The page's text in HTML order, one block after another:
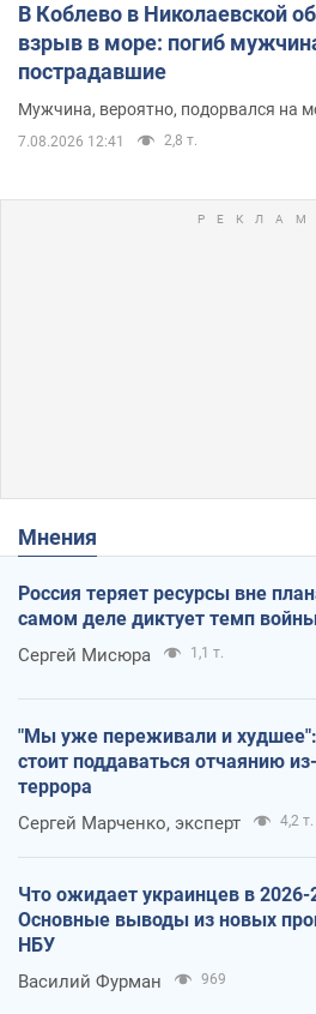
В Коблево в Николаевской
взрыв в море: погиб
пострадавшие
Мужчина, вероятно, подорвался на
7.08.2026 12:41 2,8 т.
Мнения
Россия теряет ресурсы вне
самом деле диктует темп
Сергей Мисюра 1,1 т.
"Мы уже переживали и
стоит поддаваться отчаянию
террора
Сергей Марченко, эксперт 4,2 т.
Что ожидает украинцев в 2026-
Основные выводы из новых
НБУ
Василий Фурман 969